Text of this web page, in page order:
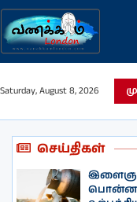
Saturday, August 8, 2026
செய்திகள்